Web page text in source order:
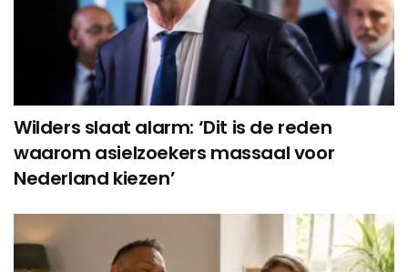
Wilders slaat alarm: ‘Dit is de reden
waarom asielzoekers massaal voor
Nederland kiezen’